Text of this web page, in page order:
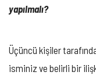
yapılmalı?
Üçüncü kişiler
isminiz ve belirli bir